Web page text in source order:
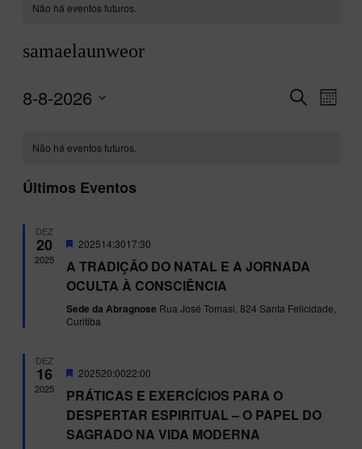
Não há eventos futuros.
samaelaunweor
Pesquisa
Procurar
eventosdo
Mês
8-8-2026
data.
Não há eventos futuros.
Últimos Eventos
DEZ
20
2025
Destacado
202514:3017:30
A TRADIÇÃO DO NATAL E A JORNADA
OCULTA À CONSCIÊNCIA
Sede da Abragnose Rua José Tomasi, 824 Santa Felicidade,
Curitiba
DEZ
16
2025
Destacado
202520:0022:00
PRÁTICAS E EXERCÍCIOS PARA O
DESPERTAR ESPIRITUAL – O PAPEL DO
SAGRADO NA VIDA MODERNA